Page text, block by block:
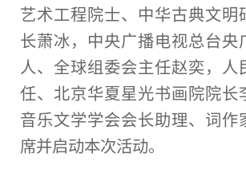
艺术工程院士、中华古典文明
长萧冰， 中央广播电视总台央
人、全球组委会主任赵奕， 人
任、北京华夏星光书画院院长
音乐文学学会会长助理、词作
席并启动本次活动。